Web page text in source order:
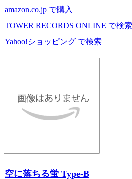
amazon.co.jp で購入
TOWER RECORDS ONLINE で検索
Yahoo!ショッピング で検索
空に落ちる蛍 Type-B